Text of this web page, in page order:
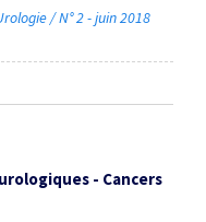
/ N° 2 - juin 2018
- Cancers